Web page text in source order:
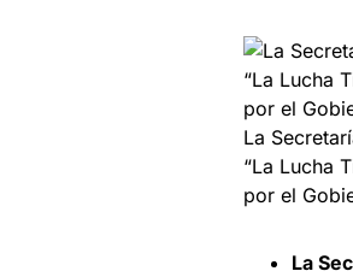
La
“La Lucha
por el
La